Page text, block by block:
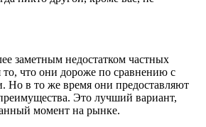
заметным недостатком частных
то, что они дороже по сравнению с
Но в то же время они предоставляют
Это лучший вариант,
момент на рынке.